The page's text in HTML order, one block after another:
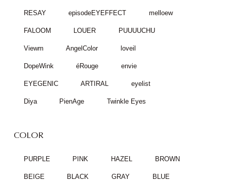
RESAY episodeEYEFFECT melloew
FALOOM LOUER PUUUUCHU
Viewm AngelColor loveil
DopeWink éRouge envie
EYEGENIC ARTIRAL eyelist
Diya PienAge Twinkle Eyes
COLOR
PURPLE PINK HAZEL BROWN
BEIGE BLACK GRAY BLUE